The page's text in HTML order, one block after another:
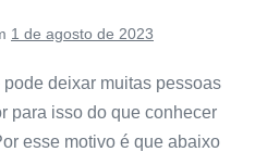
1 de agosto de 2023
deixar muitas pessoas
para isso do que conhecer
esse motivo é que abaixo